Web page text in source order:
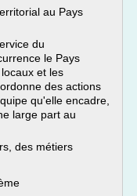
au Pays
du
le Pays
et les
des actions
qu'elle encadre,
large part au
des métiers